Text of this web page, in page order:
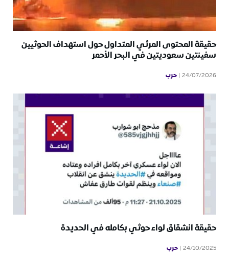
حقيقة المحتوى المرئي المتداول حول استهداف الحوثيين
سفينتين سعوديتين في البحر الأحمر
24/07/2026 حرب
حقيقة انشقاق لواء حوثي بكامله في الحديدة
24/10/2025 حرب